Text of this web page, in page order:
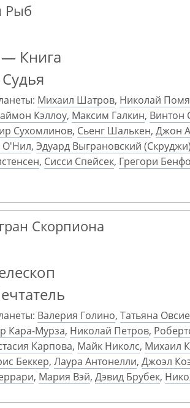
Рыб
— Книга
Михаил Шатров, Николай
Кэллоу, Максим Галкин, Винтон
Сухомлинов, Сьенг Шалькен, Джон
, Эдуард Выграновский (Скруджи)
, Сисси Спейсек, Грегори
Скорпиона
Валерия Голино, Татьяна
Кара-Мурза, Николай Петров,
Карпова, Майк Николс, Михаил
Беккер, Лаура Антонелли, Джоэл
, Мария Вэй, Дэвид Брубек,